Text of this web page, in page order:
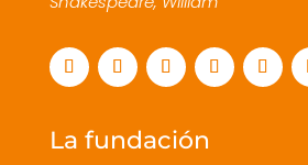
La fundación